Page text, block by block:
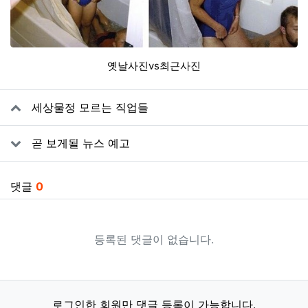
옛날사진vs최근사진
관련자료
세상물정 모르는 직업들
곧 보게될 뉴스 예고
댓글 0
등록된 댓글이 없습니다.
로그인한 회원만 댓글 등록이 가능합니다.